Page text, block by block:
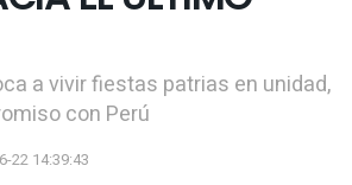
a vivir fiestas patrias en unidad,
con Perú
22 14:39:43